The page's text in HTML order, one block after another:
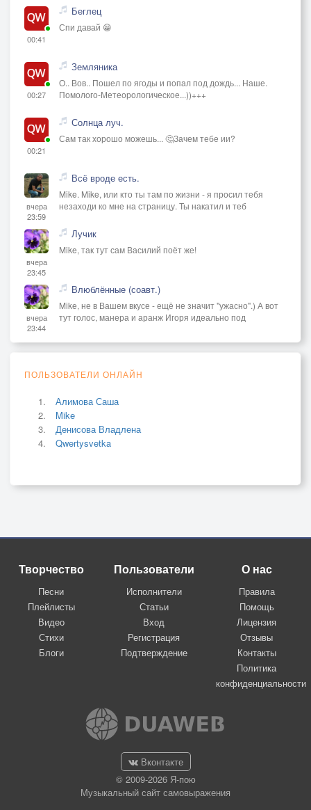
00:41
Беглец
Спи давай 😁
00:27
Земляника
О.. Вов.. Пошел по ягоды и попал под дождь... Наше.
Помолого-Метеорологическое...))+++
00:21
Солнца луч.
Сам так хорошо можешь... 🤔Зачем тебе ии?
вчера
23:59
Всё вроде есть.
Mike. Mike, или кто ты там по жизни - я просил тебя
незаходи ко мне на страницу. Ты накатил и теб
вчера
23:45
Лучик
Mike, так тут сам Василий поёт же!
вчера
23:44
Влюблённые (соавт.)
Mike, не в Вашем вкусе - ещё не значит "ужасно".) А вот
тут голос, манера и аранж Игоря идеально под
ПОЛЬЗОВАТЕЛИ ОНЛАЙН
Алимова Саша
Mike
Денисова Владлена
Qwertysvetka
Творчество
Песни
Плейлисты
Видео
Стихи
Блоги
Пользователи
Исполнители
Статьи
Вход
Регистрация
Подтверждение
О нас
Правила
Помощь
Лицензия
Отзывы
Контакты
Политика
конфиденциальности
Вконтакте
© 2009-2026 Я-пою
Музыкальный сайт самовыражения